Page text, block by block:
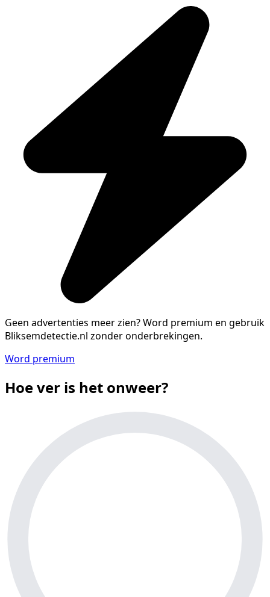
Geen advertenties meer zien?Word premium en gebruik
Bliksemdetectie.nl zonder onderbrekingen.
Word premium
Hoe ver is het onweer?